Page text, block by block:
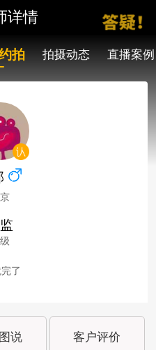
详情
拍 拍摄动态 直播案例
了
说 客户评价